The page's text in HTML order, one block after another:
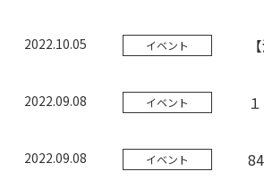
2022.10.05 イベント
2022.09.08 イベント
2022.09.08 イベント